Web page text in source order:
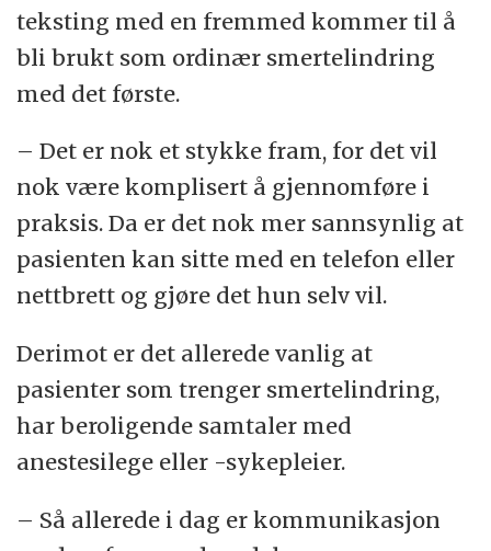
teksting med en fremmed kommer til å
bli brukt som ordinær smertelindring
med det første.
– Det er nok et stykke fram, for det vil
nok være komplisert å gjennomføre i
praksis. Da er det nok mer sannsynlig at
pasienten kan sitte med en telefon eller
nettbrett og gjøre det hun selv vil.
Derimot er det allerede vanlig at
pasienter som trenger smertelindring,
har beroligende samtaler med
anestesilege eller -sykepleier.
– Så allerede i dag er kommunikasjon